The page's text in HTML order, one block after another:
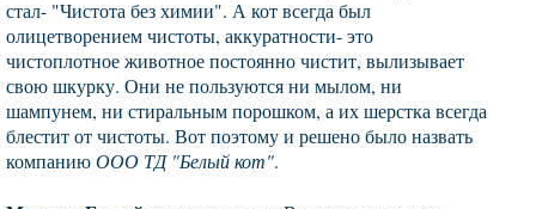
стал- "Чистота без химии". А кот всегда был
олицетворением чистоты, аккуратности- это
чистоплотное животное постоянно чистит, вылизывает
свою шкурку. Они не пользуются ни мылом, ни
шампунем, ни стиральным порошком, а их шерстка всегда
блестит от чистоты. Вот поэтому и решено было назвать
компаниюООО ТД "Белый кот".